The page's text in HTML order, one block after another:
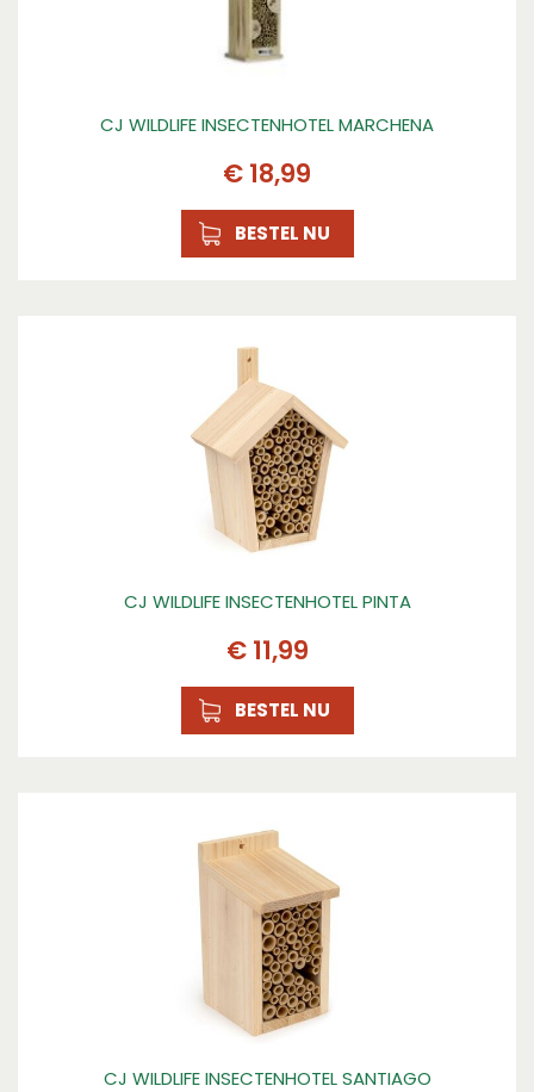
CJ WILDLIFE INSECTENHOTEL MARCHENA
€ 18,99
BESTEL NU
CJ WILDLIFE INSECTENHOTEL PINTA
€ 11,99
BESTEL NU
CJ WILDLIFE INSECTENHOTEL SANTIAGO